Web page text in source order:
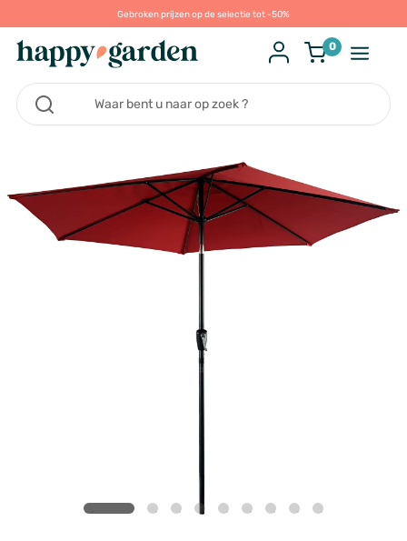
Gebroken prijzen op de selectie tot -50%
0